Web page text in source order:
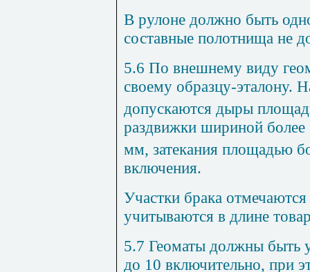
В рулоне должно быть
составные полотнища не
5.6 По внешнему виду
своему образцу-эталону.
допускаются дыры
раздвижки шириной
мм, затекания площадью
включения.
Участки брака
учитываются в длине
5.7 Геоматы должны быть
до 10 включительно, при